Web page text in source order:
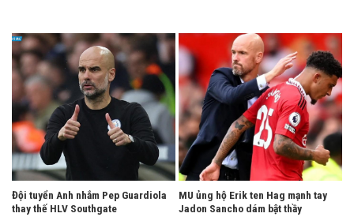
Đội tuyển Anh nhắm Pep Guardiola
thay thế HLV Southgate
MU ủng hộ Erik ten Hag mạnh tay
Jadon Sancho dám bật thầy